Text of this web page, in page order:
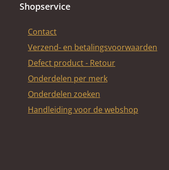
Shopservice
Contact
Verzend- en betalingsvoorwaarden
Defect product - Retour
Onderdelen per merk
Onderdelen zoeken
Handleiding voor de webshop